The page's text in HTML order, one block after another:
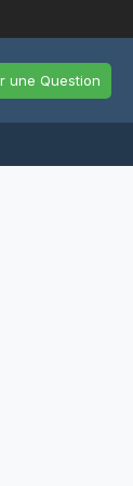
une Question